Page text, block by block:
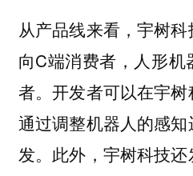
从产品线来看，宇树
向C端消费者，人形
者。开发者可以在宇树
通过调整机器人的感
发。此外，宇树科技